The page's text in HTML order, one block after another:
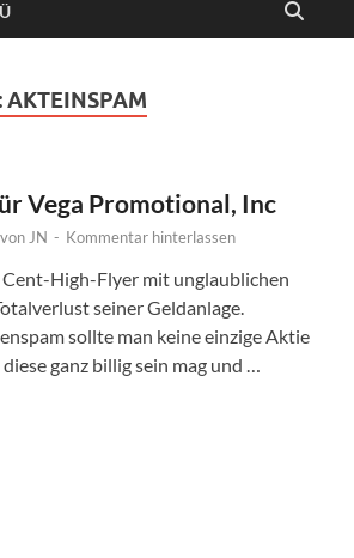
AKTEINSPAM
Vega Promotional, Inc
von JN - Kommentar hinterlassen
Cent-High-Flyer mit unglaublichen
seiner Geldanlage.
sollte man keine einzige Aktie
ganz billig sein mag und …